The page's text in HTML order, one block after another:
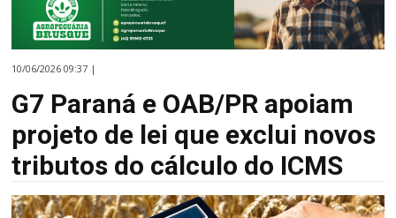
10/06/2026 09:37 |
G7 Paraná e OAB/PR apoiam
projeto de lei que exclui novos
tributos do cálculo do ICMS